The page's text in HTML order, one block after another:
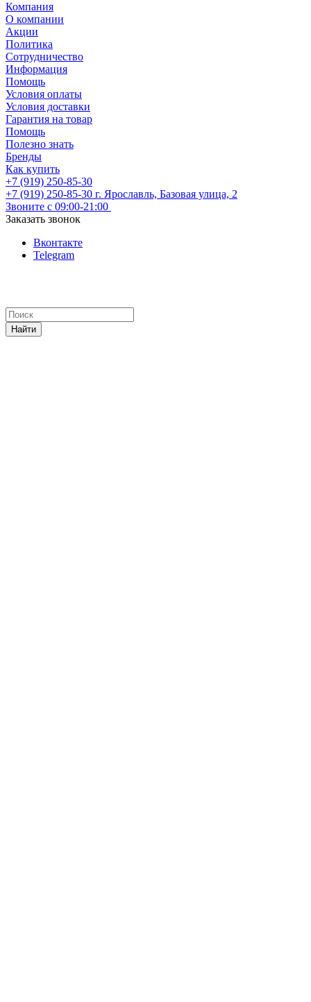
Компания
О компании
Акции
Политика
Сотрудничество
Информация
Помощь
Условия оплаты
Условия доставки
Гарантия на товар
Помощь
Полезно знать
Бренды
Как купить
+7 (919) 250-85-30
+7 (919) 250-85-30 г. Ярославль, Базовая улица, 2
Звоните с 09:00-21:00
Заказать звонок
Вконтакте
Telegram
Найти